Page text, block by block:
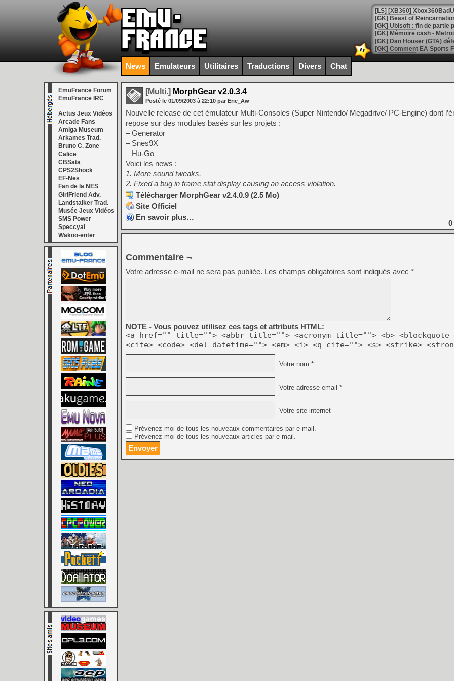
[GK] Beast of
[GK] Ubisoft : fin de partie
[GK] Mémoire cash -
[GK] Dan Houser (GTA)
[GK] Comment EA Sports
[GK] Crimson Moon : un
[GK] Isle of Reveries : le
[GK] Moonlighter 2 : The
[GK] Capcom relance
[Mo5] Deux inédits du
[GK] Le beat'em up The
[GK] Endless Legend 2 :
[LS] [PS5] Le WebKit
[GK] Oubliez Crazy Taxi,
[LS] [Switch] NSZ 5.0.0
[GK] No More Room in
[GK] Un chatbot Atelier
[GK] Mémoire cash -
[GK] Nvidia : le prix des
[GK] Suikoden Star Leap :
[Mo5] La mini borne
[GK] Atari renoue avec les
[GK] Le studio de FIFA
[GK] La PlayStation 1 en
[GK] Dawn of War 4 : les
[GK] CloverPit : l'héritier
[GK] Stellar Blade : Blood
[GK] Palworld Online est
[GK] Wuchang 2 : le
[GK] Minecraft et ses «
News Emulateurs Utilitaires Traductions Divers Chat
EmuFrance Forum
EmuFrance IRC
===================
Actus Jeux Vidéos
Arcade Fans
Amiga Museum
Arkames Trad.
Bruno C. Zone
Calice
CBSata
CPS2Shock
EF-Nes
Fan de la NES
GirlFriend Adv.
Landstalker Trad.
Musée Jeux Vidéos
SMS Power
Speccyal
Wakoo-enter
[Multi.] MorphGear v2.0.3.4
Posté le 01/09/2003 à 22:10 par Eric_Aw
Nouvelle release de cet émulateur Multi-Consoles (Super Nintendo/ Megadrive/ PC-Engine) dont
repose sur des modules basés sur les projets :
– Generator
– Snes9X
– Hu-Go
Voici les news :
1. More sound tweaks.
2. Fixed a bug in frame stat display causing an access violation.
Télécharger MorphGear v2.4.0.9 (2.5 Mo)
Site Officiel
En savoir plus…
0
Commentaire ¬
Votre adresse e-mail ne sera pas publiée. Les champs obligatoires sont indiqués avec *
NOTE - Vous pouvez utilisez ces tags et attributs HTML:
<a href="" title=""> <abbr title=""> <acronym title=""> <b> <blockquote
<cite> <code> <del datetime=""> <em> <i> <q cite=""> <s> <strike>
Votre nom *
Votre adresse email *
Votre site internet
Prévenez-moi de tous les nouveaux commentaires par e-mail.
Prévenez-moi de tous les nouveaux articles par e-mail.